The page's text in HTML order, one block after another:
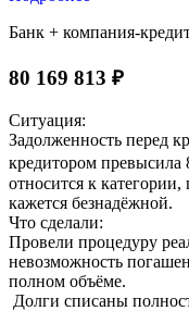
Банк + компания-
80 169 813 ₽
Ситуация:
Задолженность перед
кредитором превысила
относится к категории,
кажется безнадёжной.
Что сделали:
Провели процедуру
невозможность
полном объёме.
Долги списаны